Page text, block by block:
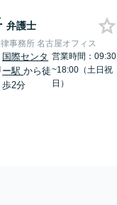
弁護士
事務所 名古屋オフィス
国際センタ
ー駅から徒
歩2分
営業時間：09:30
~18:00（土日祝
日）